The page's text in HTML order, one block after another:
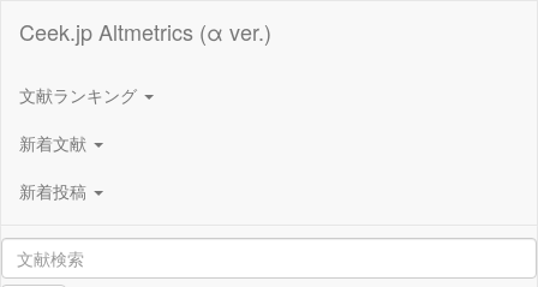
Ceek.jp Altmetrics (α ver.)
文献ランキング
新着文献
新着投稿